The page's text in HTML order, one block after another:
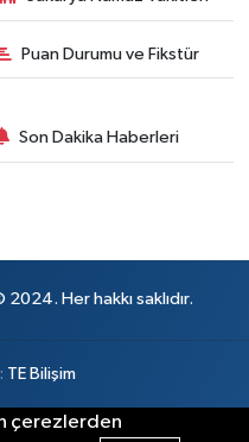
Puan Durumu ve Fikstür
Son Dakika Haberleri
Her hakkı saklıdır.
TE Bilişim
çerezlerden